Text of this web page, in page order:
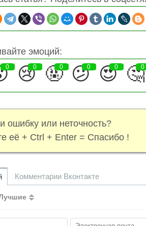
эмоций:
0 😢
0 🤬
0 😕
0 😍
0 🤔
0
ошибку или неточность?
её + Ctrl + Enter = Спасибо !
Комментарии Вконтакте